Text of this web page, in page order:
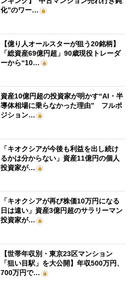
化”のワー…
【億り人オールスターが狙う20銘柄】
「総資産69億円超」90歳現役トレーダ
ーから“10…
資産10億円超の投資家が明かす“AI・半
導体相場に乗らなかった理由” フルポ
ジション…
「キオクシアが今後も利益を出し続け
るかは分からない」資産11億円の個人
投資家が…
「キオクシアが再び株価10万円になる
日は遠い」資産3億円超のサラリーマン
投資家が…
【世帯年収別・東京23区マンション
「狙い目駅」を大公開】年収500万円、
700万円で…